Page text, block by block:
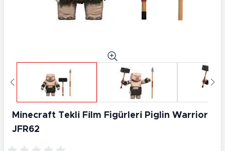
Mi̇necraft Tekli̇ Fi̇lm Figürleri̇ Piglin Warrior
JFR62